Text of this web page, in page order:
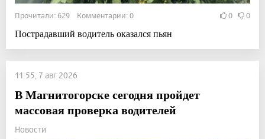
Прочитали: 629 Комментарии: 0 0 0
Пострадавший водитель оказался пьян
11:55, 7 авг 2026
В Магнитогорске сегодня пройдет
массовая проверка водителей
Новости